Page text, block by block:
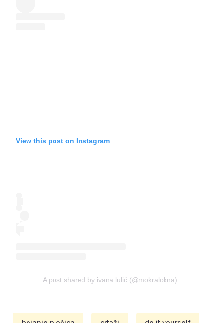
View this post on Instagram
A post shared by ivana lulić (@mokralokna)